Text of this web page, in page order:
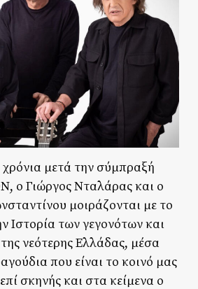
μετά την σύμπραξή
ο Γιώργος Νταλάρας και ο
μοιράζονται με το
Ιστορία των γεγονότων και
νεότερης Ελλάδας, μέσα
που είναι το κοινό μας
σκηνής και στα κείμενα ο